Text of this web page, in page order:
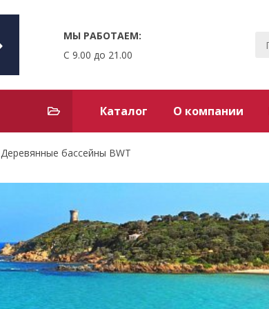
МЫ РАБОТАЕМ:
С 9.00 до 21.00
Каталог О компании
Деревянные бассейны BWT